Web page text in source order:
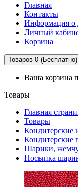
Главная
Контакты
Информация о
Личный
Корзина
Товаров 0 (Бесплатно)
Ваша корзина
Товары
Главная
Товары
Кондитерские
Кондитерские
Шарики,
Посыпка